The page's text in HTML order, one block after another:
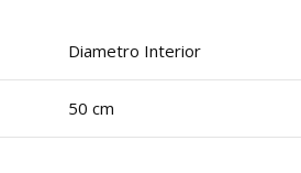
Diametro Interior
50 cm